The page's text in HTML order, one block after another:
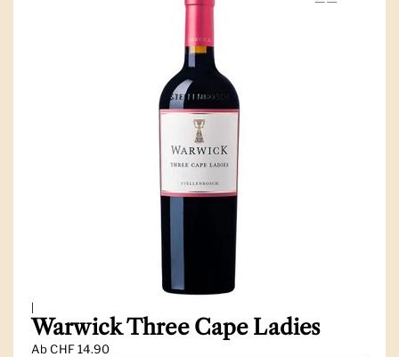
|
Warwick Three Cape Ladies
AbCHF 14.90